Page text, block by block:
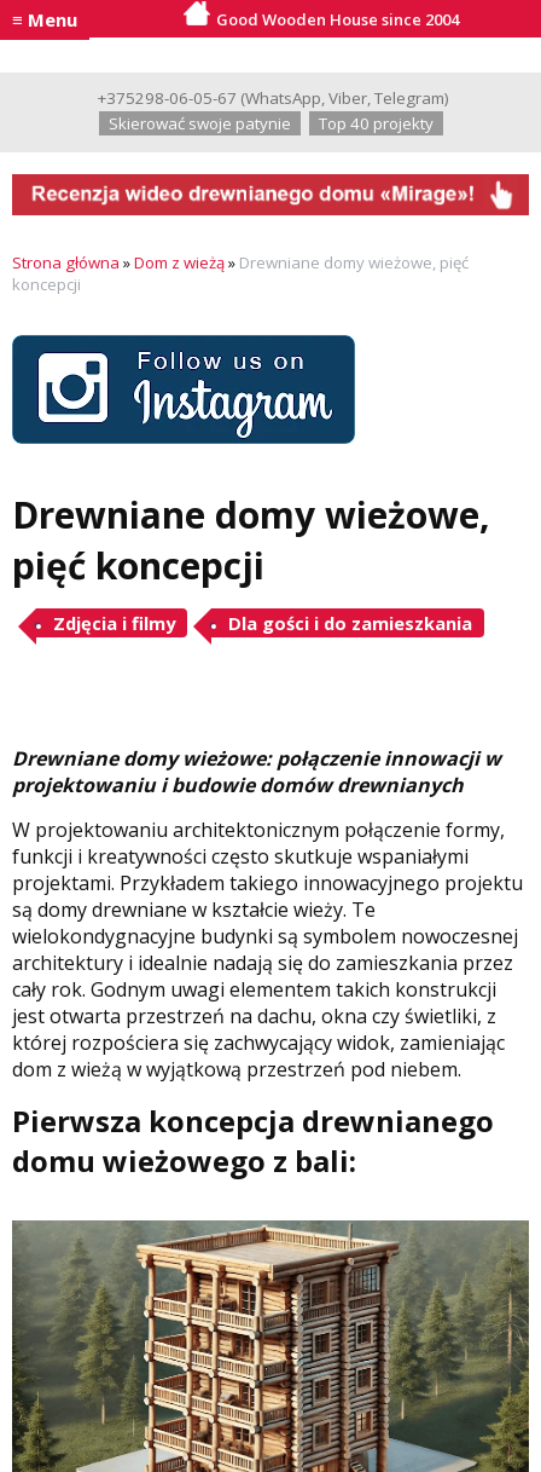
≡ Menu Good Wooden House since 2004
+375298-06-05-67 (WhatsApp,Viber,Telegram)
Skierować swoje patynie
Top 40 projekty
Strona główna »Dom z wieżą» Drewniane domy wieżowe, pięć
koncepcji
Drewniane domy wieżowe,
pięć koncepcji
Zdjęcia i filmy Dla gości i do zamieszkania
Drewniane domy wieżowe: połączenie innowacji w
projektowaniu i budowie domów drewnianych
W projektowaniu architektonicznym połączenie formy,
funkcji i kreatywności często skutkuje wspaniałymi
projektami. Przykładem takiego innowacyjnego projektu
są domy drewniane w kształcie wieży. Te
wielokondygnacyjne budynki są symbolem nowoczesnej
architektury i idealnie nadają się do zamieszkania przez
cały rok. Godnym uwagi elementem takich konstrukcji
jest otwarta przestrzeń na dachu, okna czy świetliki, z
której rozpościera się zachwycający widok, zamieniając
dom z wieżą w wyjątkową przestrzeń pod niebem.
Pierwsza koncepcja drewnianego
domu wieżowego z bali: